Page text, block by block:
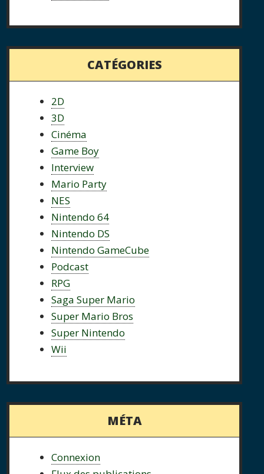
CATÉGORIES
2D
3D
Cinéma
Game Boy
Interview
Mario Party
NES
Nintendo 64
Nintendo DS
Nintendo GameCube
Podcast
RPG
Saga Super Mario
Super Mario Bros
Super Nintendo
Wii
MÉTA
Connexion